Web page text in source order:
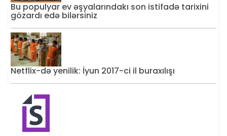
Bu populyar ev əşyalarındakı son istifadə tarixini
gözardı edə bilərsiniz
Netflix-də yenilik: İyun 2017-ci il buraxılışı